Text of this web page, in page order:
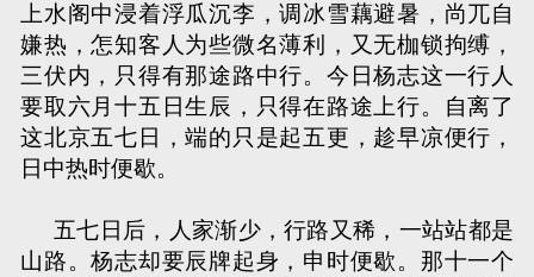
上水阁中浸着浮瓜沉李，调冰雪藕避暑，尚兀自
嫌热，怎知客人为些微名薄利，又无枷锁拘缚，
三伏内，只得有那途路中行。今日杨志这一行人
要取六月十五日生辰，只得在路途上行。自离了
这北京五七日，端的只是起五更，趁早凉便行，
日中热时便歇。
五七日后，人家渐少，行路又稀，一站站都是
山路。杨志却要辰牌起身，申时便歇。那十一个